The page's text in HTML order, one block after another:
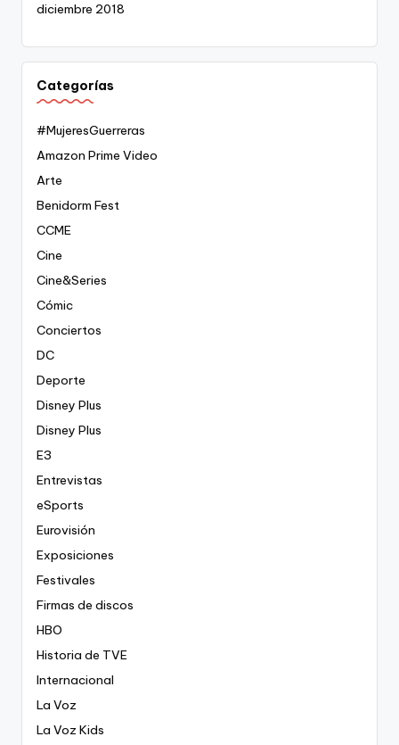
diciembre 2018
Categorías
#MujeresGuerreras
Amazon Prime Video
Arte
Benidorm Fest
CCME
Cine
Cine&Series
Cómic
Conciertos
DC
Deporte
Disney Plus
Disney Plus
E3
Entrevistas
eSports
Eurovisión
Exposiciones
Festivales
Firmas de discos
HBO
Historia de TVE
Internacional
La Voz
La Voz Kids